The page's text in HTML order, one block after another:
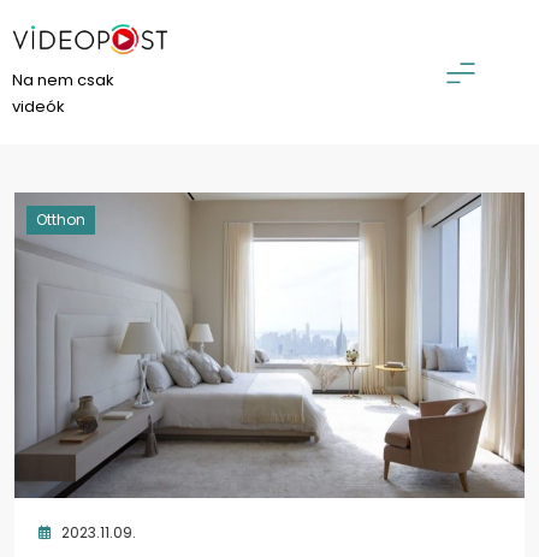
to
content
VideoPost
Na nem csak
videók
Otthon
2023.11.09.